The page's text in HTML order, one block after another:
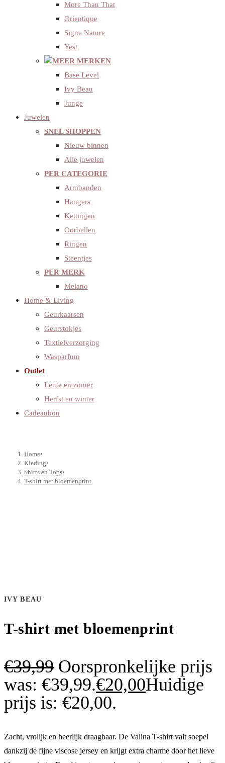
More Than That
Orientique
Signe Nature
Yest
MEER MERKEN
Base Level
Ivy Beau
Junge
Juwelen
SNEL SHOPPEN
Nieuw binnen
Alle juwelen
PER CATEGORIE
Armbanden
Hangers
Kettingen
Oorbellen
Ringen
Steentjes
PER MERK
Melano
Home & Living
Geurkaarsen
Geurstokjes
Textielverzorging
Wasparfum
Outlet
Lente en zomer
Herfst en winter
Cadeaubon
Home•
Kleding•
Shirts en Tops•
T-shirt met bloemenprint
IVY BEAU
T-shirt met bloemenprint
€39,99 Oorspronkelijke prijs
was: €39,99.€20,00Huidige
prijs is: €20,00.
Zacht, vrolijk en heerlijk draagbaar. De Valina T-shirt valt soepel
dankzij de fijne viscose jersey en krijgt extra charme door het lieve